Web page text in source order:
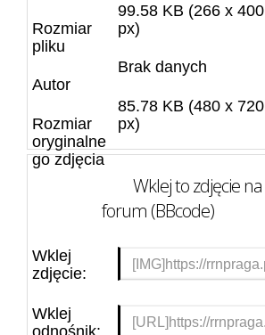
Rozmiar
pliku
99.58 KB (266 x 400
px)
Autor
Brak danych
Rozmiar
oryginalne
go zdjęcia
85.78 KB (480 x 720
px)
Wklej to zdjęcie na
forum (BBcode)
Wklej
zdjęcie:
Wklej
odnośnik: